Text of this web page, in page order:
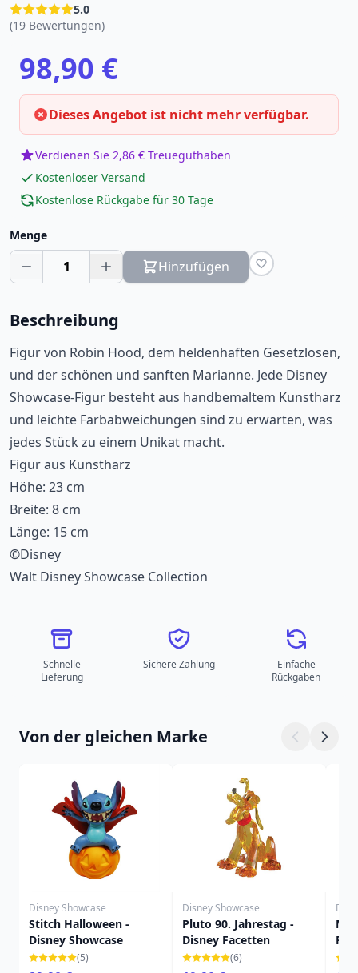
5.0
(19 Bewertungen)
98,90 €
Dieses Angebot ist nicht mehr verfügbar.
Verdienen Sie 2,86 € Treueguthaben
Kostenloser Versand
Kostenlose Rückgabe für 30 Tage
Menge
1 Hinzufügen
Beschreibung
Figur von Robin Hood, dem heldenhaften Gesetzlosen,
und der schönen und sanften Marianne. Jede Disney
Showcase-Figur besteht aus handbemaltem Kunstharz
und leichte Farbabweichungen sind zu erwarten, was
jedes Stück zu einem Unikat macht.
Figur aus Kunstharz
Höhe: 23 cm
Breite: 8 cm
Länge: 15 cm
©Disney
Walt Disney Showcase Collection
Schnelle
Lieferung
Sichere Zahlung
Einfache
Rückgaben
Von der gleichen Marke
Disney Showcase
Stitch Halloween -
Disney Showcase
(5)
Disney Showcase
Pluto 90. Jahrestag -
Disney Facetten
(6)